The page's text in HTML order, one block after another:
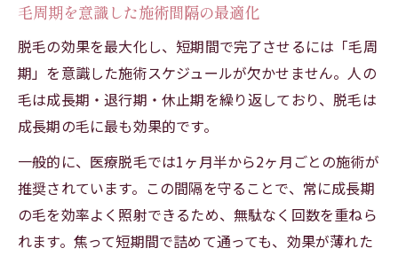
毛周期を意識した施術間隔の最適化
脱毛の効果を最大化し、短期間で完了させるには「毛周
期」を意識した施術スケジュールが欠かせません。人の
毛は成長期・退行期・休止期を繰り返しており、脱毛は
成長期の毛に最も効果的です。
一般的に、医療脱毛では1ヶ月半から2ヶ月ごとの施術が
推奨されています。この間隔を守ることで、常に成長期
の毛を効率よく照射できるため、無駄なく回数を重ねら
れます。焦って短期間で詰めて通っても、効果が薄れた